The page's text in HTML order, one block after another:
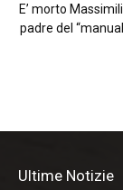
E’ morto
padre del
Ultime Notizie